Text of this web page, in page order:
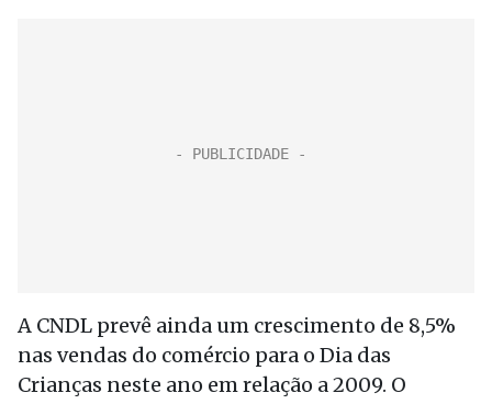
A CNDL prevê ainda um crescimento de 8,5%
nas vendas do comércio para o Dia das
Crianças neste ano em relação a 2009. O